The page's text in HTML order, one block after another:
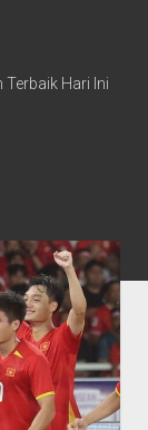
Hari Ini